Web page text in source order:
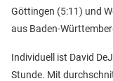
Göttingen (5:11) und
aus Baden-
Individuell ist David
Stunde. Mit